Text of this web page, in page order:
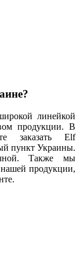
линейкой
продукции. В
заказать Elf
пункт Украины.
Также мы
нашей продукции,